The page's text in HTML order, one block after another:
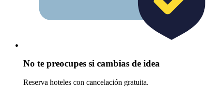
No te preocupes si cambias de idea
Reserva hoteles con cancelación gratuita.